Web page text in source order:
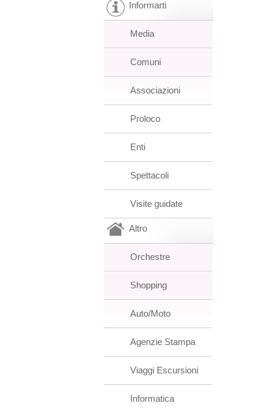
Informarti
Media
Comuni
Associazioni
Proloco
Enti
Spettacoli
Visite guidate
Altro
Orchestre
Shopping
Auto/Moto
Agenzie Stampa
Viaggi Escursioni
Informatica